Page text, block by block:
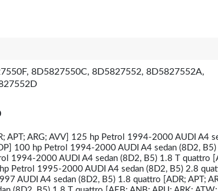
8D5827550C, 8D5827552, 8D5827552A,
APT; ARG; AVV] 125 hp Petrol 1994-2000 AUDI A4
100 hp Petrol 1994-2000 AUDI A4 sedan (8D2,
1994-2000 AUDI A4 sedan (8D2, B5) 1.8 T quattro
Petrol 1995-2000 AUDI A4 sedan (8D2, B5) 2.8
AUDI A4 sedan (8D2, B5) 1.8 quattro [ADR; APT;